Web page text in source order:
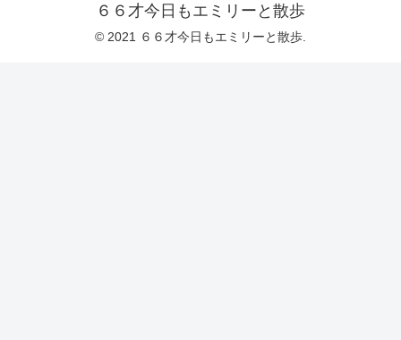
６６才今日もエミリーと散歩
© 2021 ６６才今日もエミリーと散歩.